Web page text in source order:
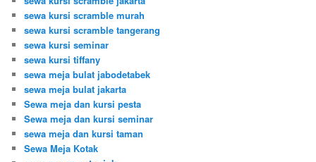
sewa kursi scramble murah
sewa kursi scramble tangerang
sewa kursi seminar
sewa kursi tiffany
sewa meja bulat jabodetabek
sewa meja bulat jakarta
Sewa meja dan kursi pesta
Sewa meja dan kursi seminar
sewa meja dan kursi taman
Sewa Meja Kotak